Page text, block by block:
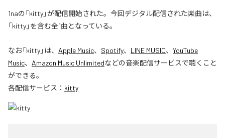
1naの「kitty」が配信開始された。今回デジタル配信された楽曲は、
「kitty」を含む全1曲となっている。
なお「kitty」は、 Apple Music、 Spotify、 LINE MUSIC、 YouTube
Music、 Amazon Music Unlimitedなどの音楽配信サービスで聴くこと
ができる。
各配信サービス： kitty